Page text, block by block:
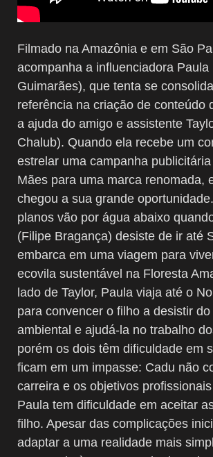
Filmado na Amazônia e em São
acompanha a influenciadora Paula
Guimarães), que tenta se
referência na criação de conteúdo
a ajuda do amigo e assistente
Chalub). Quando ela recebe um
estrelar uma campanha
Mães para uma marca renomada,
chegou a sua grande
planos vão por água abaixo
(Filipe Bragança) desiste de ir até
embarca em uma viagem para
ecovila sustentável na Floresta
lado de Taylor, Paula viaja até o
para convencer o filho a desistir
ambiental e ajudá-la no trabalho
porém os dois têm dificuldade em
ficam em um impasse: Cadu não
carreira e os objetivos
Paula tem dificuldade em aceitar
filho. Apesar das complicações
adaptar a uma realidade mais